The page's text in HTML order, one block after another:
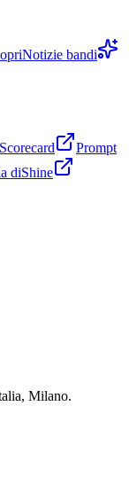
Notizie bandi
Prompt
diShine
Milano.